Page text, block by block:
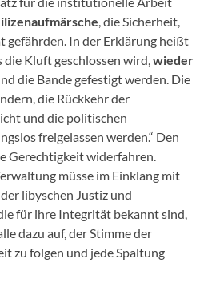
, die Sicherheit,
gefährden. In der Erklärung heißt
die Kluft geschlossen wird,wieder
die Bande gefestigt werden. Die
die Rückkehr der
und die politischen
freigelassen werden.“ Den
Gerechtigkeit widerfahren.
müsse im Einklang mit
libyschen Justiz und
für ihre Integrität bekannt sind,
dazu auf, der Stimme der
zu folgen und jede Spaltung